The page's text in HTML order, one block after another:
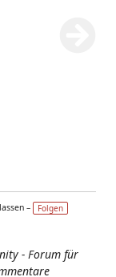
– Folgen
- Forum für